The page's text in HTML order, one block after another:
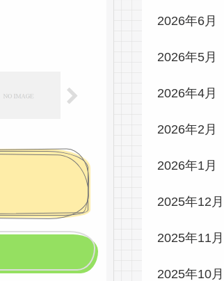
2026年6月
2026年5月
2026年4月
2026年2月
2026年1月
2025年12月
2025年11月
2025年10月